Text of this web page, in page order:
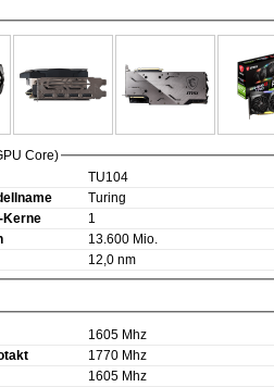
Core)
TU104
Turing
Kerne
1
13.600 Mio.
12,0 nm
1605 Mhz
1770 Mhz
1605 Mhz